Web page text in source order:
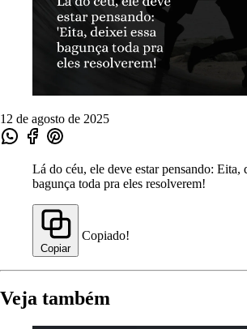
12 de agosto de 2025
Lá do céu, ele deve estar pensando: Eita,
bagunça toda pra eles resolverem!
Copiar
Copiado!
Veja também